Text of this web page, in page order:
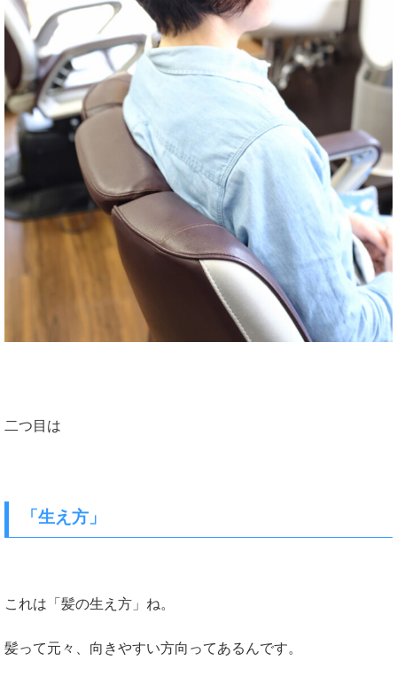
二つ目は
「生え方」
これは「髪の生え方」ね。
髪って元々、向きやすい方向ってあるんです。